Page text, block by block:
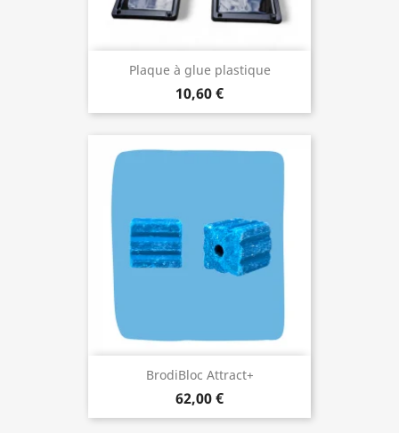
Plaque à glue plastique
10,60 €
BrodiBloc Attract+
62,00 €